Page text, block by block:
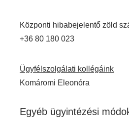
Központi hibabejelentő zöld
+36 80 180 023
Ügyfélszolgálati kollégáink
Komáromi Eleonóra
Egyéb ügyintézési